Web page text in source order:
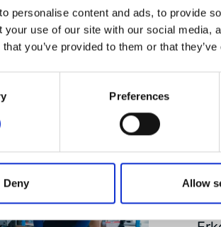
personalise content and ads, to provide
your use of our site with our social
you’ve provided to them or that
Preferences
Deny Allow
neue Technologien
Spaß und wer weiß, vielleicht
große Ding.
Wie